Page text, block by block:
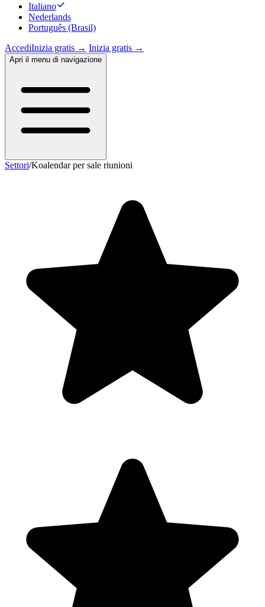
Italiano
Nederlands
Português (Brasil)
AccediInizia gratis → Inizia gratis →
Apri il menu di navigazione
Settori/Koalendar per sale riunioni